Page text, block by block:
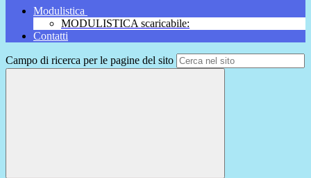
Modulistica
MODULISTICA scaricabile:
Contatti
Campo di ricerca per le pagine del sito